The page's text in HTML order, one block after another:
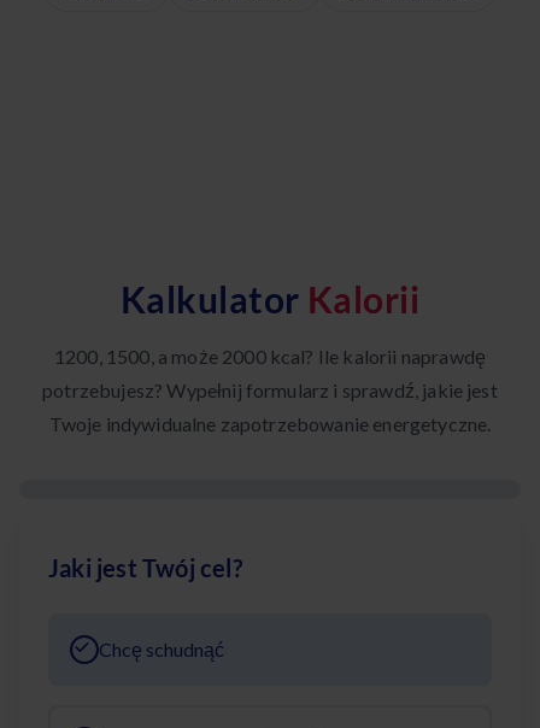
Kalkulator Kalorii
1200, 1500, a może 2000 kcal? Ile kalorii naprawdę
potrzebujesz? Wypełnij formularz i sprawdź, jakie jest
Twoje indywidualne zapotrzebowanie energetyczne.
Jaki jest Twój cel?
Chcę schudnąć